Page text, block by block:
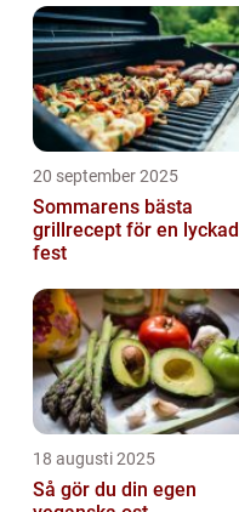
20 september 2025
Sommarens bästa
grillrecept för en lyckad
fest
18 augusti 2025
Så gör du din egen